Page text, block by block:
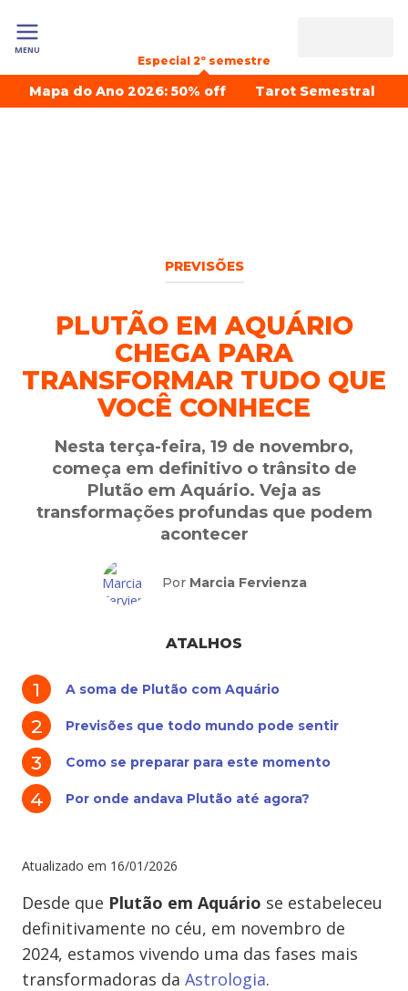
MENU
Especial 2º semestre
Mapa do Ano 2026: 50% off Tarot Semestral
PREVISÕES
PLUTÃO EM AQUÁRIO
CHEGA PARA
TRANSFORMAR TUDO QUE
VOCÊ CONHECE
Nesta terça-feira, 19 de novembro,
começa em definitivo o trânsito de
Plutão em Aquário. Veja as
transformações profundas que podem
acontecer
Por Marcia Fervienza
ATALHOS
A soma de Plutão com Aquário
Previsões que todo mundo pode sentir
Como se preparar para este momento
Por onde andava Plutão até agora?
Atualizado em 16/01/2026
Desde que Plutão em Aquário se estabeleceu
definitivamente no céu, em novembro de
2024, estamos vivendo uma das fases mais
transformadoras da Astrologia.